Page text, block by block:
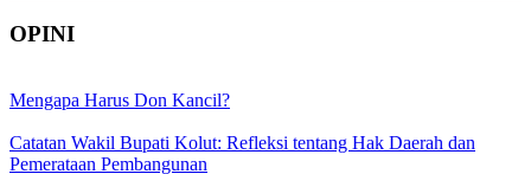
OPINI
Mengapa Harus Don Kancil?
Catatan Wakil Bupati Kolut: Refleksi tentang Hak Daerah dan
Pemerataan Pembangunan